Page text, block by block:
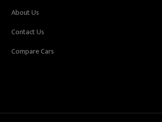
About Us
Contact Us
Compare Cars